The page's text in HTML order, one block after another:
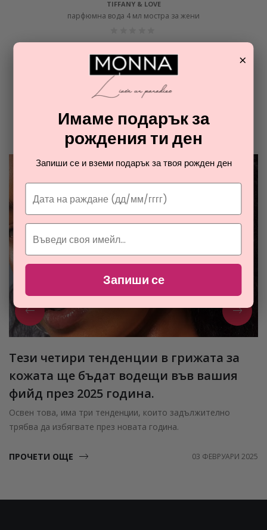
TIFFANY & LOVE
парфюмна вода 4 мл мостра за жени
ОТ РАЯ НА ПАРФЮМИТЕ И
КОЗМЕТИКАТА
Разгледайте най-новите ни тайни съвети за парфюмите и
козметиката
Тези четири тенденции в грижата за
кожата ще бъдат водещи във вашия
фийд през 2025 година.
Освен това, има три тенденции, които задължително
трябва да избягвате през новата година.
ПРОЧЕТИ ОЩЕ 03 ФЕВРУАРИ 2025
×
Имаме подарък за
рождения ти ден
Запиши се и вземи подарък за твоя рожден ден
Запиши се